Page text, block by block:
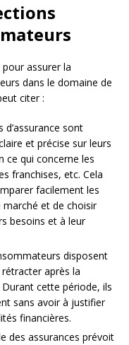
assurer la
dans le domaine de
citer :
d’assurance sont
et précise sur leurs
ce qui concerne les
franchises, etc. Cela
facilement les
et de choisir
besoins et à leur
disposent
après la
Durant cette période, ils
sans avoir à justifier
financières.
des assurances prévoit